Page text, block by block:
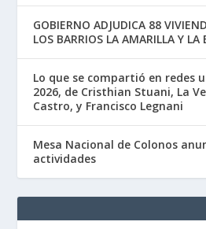
GOBIERNO ADJUDICA 88
LOS BARRIOS LA AMARILLA Y LA
Lo que se compartió en redes
2026, de Cristhian Stuani, La
Castro, y Francisco Legnani
Mesa Nacional de Colonos
actividades